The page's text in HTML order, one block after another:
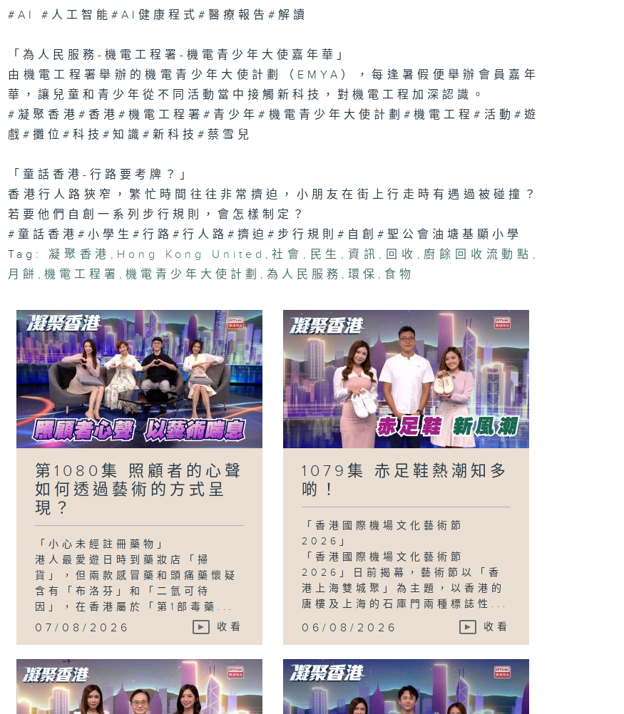
1073集 屋邨籃球
場如何成為青年的
1071集 大人細路
都啱玩！新興運動
「鬥陣」點樣透過
趣味對壘凝聚社
區？
#AI #人工智能#AI健康程式#醫療報告#解讀
「為人民服務-機電工程署-機電青少年大使嘉年華」
由機電工程署舉辦的機電青少年大使計劃（EMYA），每逢暑假便舉辦會員嘉年
華，讓兒童和青少年從不同活動當中接觸新科技，對機電工程加深認識。
#凝聚香港#香港#機電工程署#青少年#機電青少年大使計劃#機電工程#活動#遊
戲#攤位#科技#知識#新科技#蔡雪兒
「童話香港-行路要考牌？」
香港行人路狹窄，繁忙時間往往非常擠迫，小朋友在街上行走時有遇過被碰撞？
若要他們自創一系列步行規則，會怎樣制定？
#童話香港#小學生#行路#行人路#擠迫#步行規則#自創#聖公會油塘基顯小學
Tag:
凝聚香港 , Hong Kong United , 社會 , 民生 , 資訊 , 回收 , 廚餘回收流動點 ,
月餅 ,機電工程署 ,機電青少年大使計劃 ,為人民服務 ,環保 , 食物
第1080集 照顧者的心聲
如何透過藝術的方式呈
現？
「小心未經註冊藥物」
港人最愛遊日時到藥妝店「掃
貨」，但兩款感冒藥和頭痛藥懷疑
含有「布洛芬」和「二氫可待
因」，在香港屬於「第1部毒藥...
07/08/2026 收看
1079集 赤足鞋熱潮知多
啲！
「香港國際機場文化藝術節
2026」
「香港國際機場文化藝術節
2026」日前揭幕，藝術節以「香
港上海雙城聚」為主題，以香港的
唐樓及上海的石庫門兩種標誌性...
06/08/2026 收看